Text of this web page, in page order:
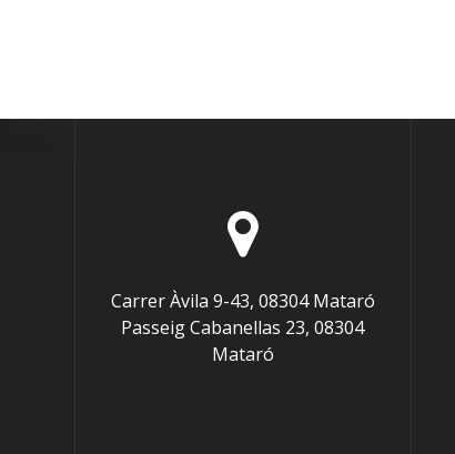
Carrer Àvila 9-43, 08304 Mataró
Passeig Cabanellas 23, 08304
Mataró